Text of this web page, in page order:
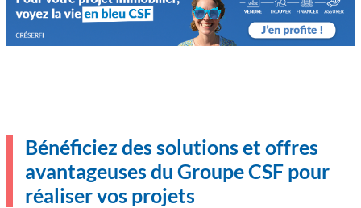
Bénéficiez des solutions et offres
avantageuses du Groupe CSF pour
réaliser vos projets